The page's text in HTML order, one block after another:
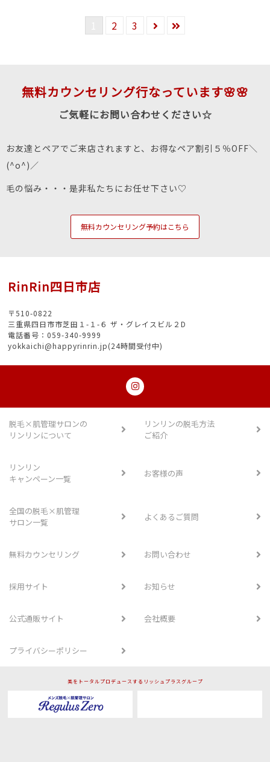
2 3
無料カウンセリング行なっています🌸🌸
ご気軽にお問い合わせください☆
お友達とペアでご来店されますと、お得なペア割引５％OFF＼
(^o^)／
毛の悩み・・・是非私たちにお任せ下さい♡
無料カウンセリング予約はこちら
RinRin四日市店
〒510-0822
三重県四日市市芝田１-１-６ ザ・グレイスビル２D
電話番号：059-340-9999
yokkaichi@happyrinrin.jp(24時間受付中)
脱毛×肌管理サロンの
リンリンについて
リンリンの脱毛方法
ご紹介
リンリン
キャンペーン一覧
お客様の声
全国の脱毛×肌管理
サロン一覧
よくあるご質問
無料カウンセリング お問い合わせ
採用サイト お知らせ
公式通販サイト 会社概要
プライバシーポリシー
美をトータルプロデュースするリッシュプラスグループ